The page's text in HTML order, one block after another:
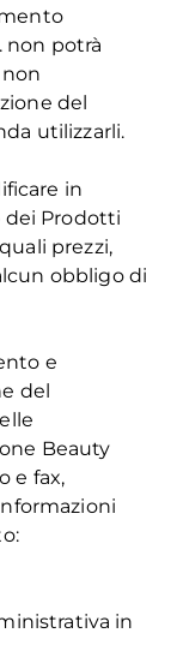
non potrà
del
utilizzarli.
in
dei Prodotti
prezzi,
obbligo di
e
del
Beauty
e fax,
in